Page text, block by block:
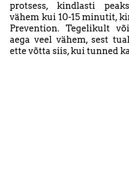
protsess, kindlasti
vähem kui 10-15 minutit,
Prevention. Tegelikult
aega veel vähem, sest
ette võtta siis, kui tunned